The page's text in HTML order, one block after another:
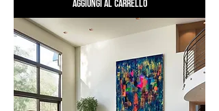
Aggiungi al carrello